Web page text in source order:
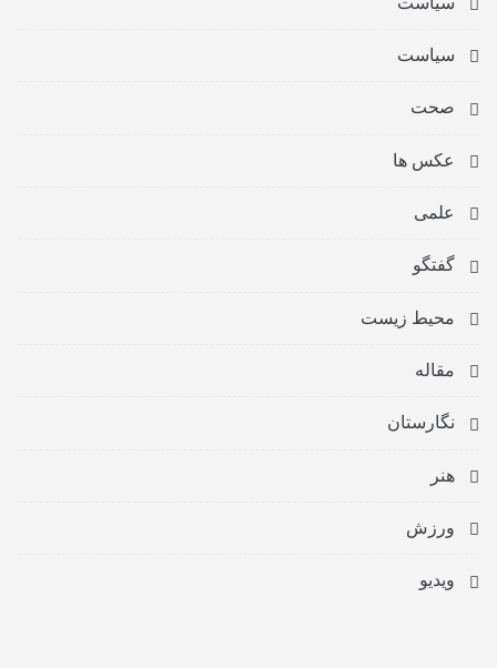
سیاست
صحت
عکس ها
علمی
گفتگو
محیط زیست
مقاله
نگارستان
هنر
ورزش
ویدیو